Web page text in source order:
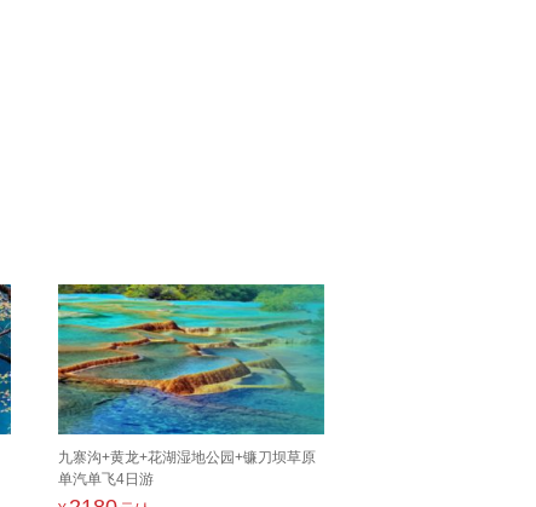
九寨沟+黄龙+花湖湿地公园+镰刀坝草原
单汽单飞4日游